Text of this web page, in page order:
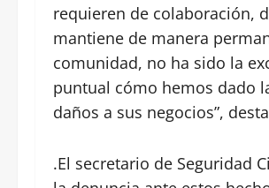
requieren de colaboración,
mantiene de manera
comunidad, no ha sido la
puntual cómo hemos dado
daños a sus negocios”,
.El secretario de Seguridad